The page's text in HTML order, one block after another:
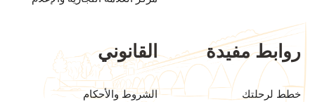
روابط مفيدة
خطط لرحلتك
القانوني
الشروط والأحكام